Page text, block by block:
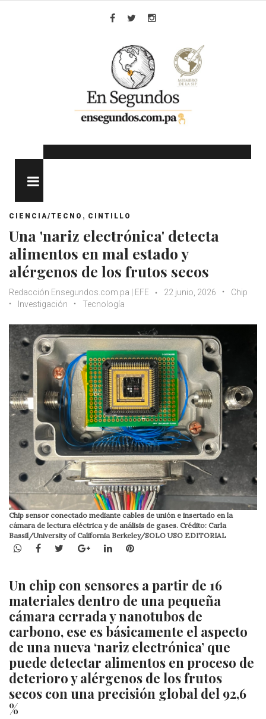
CIENCIA/TECNO , CINTILLO
Una 'nariz electrónica' detecta
alimentos en mal estado y
alérgenos de los frutos secos
Redacción Ensegundos.com.pa | EFE 22 junio, 2026
Chip
Investigación
Tecnología
Chip sensor conectado mediante cables de unión e insertado en la
cámara de lectura eléctrica y de análisis de gases. Crédito: Carla
Bassil/University of California Berkeley/SOLO USO EDITORIAL
WhatsApp
Facebook
TwitterGoogle+LinkedInPinterest
Un chip con sensores a partir de 16
materiales dentro de una pequeña
cámara cerrada y nanotubos de
carbono, ese es básicamente el aspecto
de una nueva ‘nariz electrónica’ que
puede detectar alimentos en proceso de
deterioro y alérgenos de los frutos
secos con una precisión global del 92,6
%